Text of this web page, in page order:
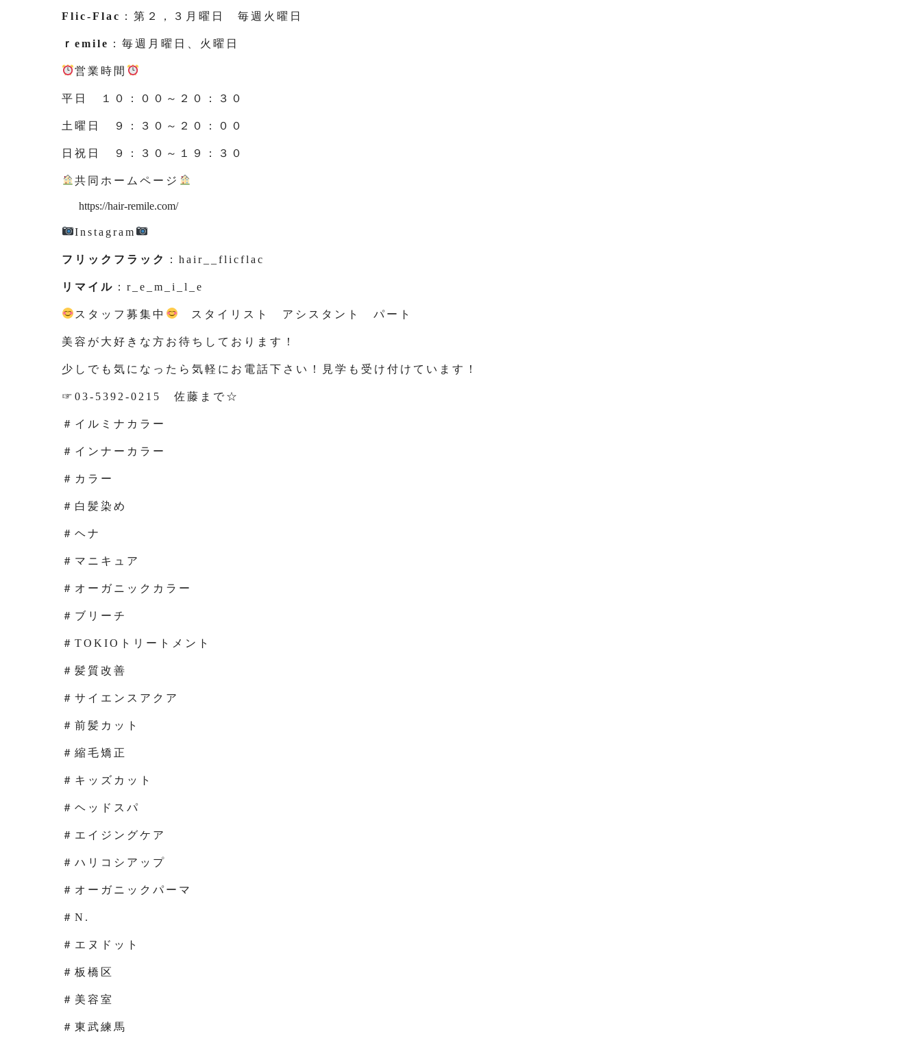
Flic-Flac ：第２，３月曜日 毎週火曜日
ｒemile ：毎週月曜日、火曜日
営業時間
平日 １０：００～２０：３０
土曜日 ９：３０～２０：００
日祝日 ９：３０～１９：３０
共同ホームページ
https://hair-remile.com/
Instagram
フリックフラック ：hair__flicflac
リマイル ：r_e_m_i_l_e
スタッフ募集中 スタイリスト アシスタント パート
美容が大好きな方お待ちしております！
少しでも気になったら気軽にお電話下さい！見学も受け付けています！
☞03-5392-0215 佐藤まで☆
＃イルミナカラー
＃インナーカラー
＃カラー
＃白髪染め
＃ヘナ
＃マニキュア
＃オーガニックカラー
＃ブリーチ
＃TOKIOトリートメント
＃髪質改善
＃サイエンスアクア
＃前髪カット
＃縮毛矯正
＃キッズカット
＃ヘッドスパ
＃エイジングケア
＃ハリコシアップ
＃オーガニックパーマ
＃N.
＃エヌドット
＃板橋区
＃美容室
＃東武練馬